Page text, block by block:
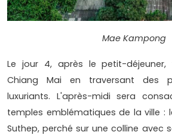
Mae Kampong
Le jour 4, après le petit-déjeuner,
Chiang Mai en traversant des
luxuriants. L'après-midi sera
temples emblématiques de la ville :
Suthep, perché sur une colline avec